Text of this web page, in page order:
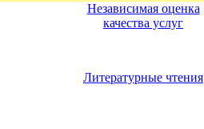
Независимая оценка
качества услуг
Литературные чтения